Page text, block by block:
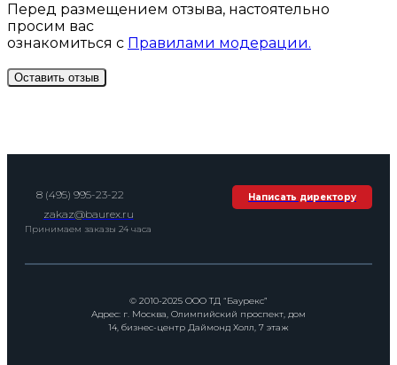
Перед размещением отзыва, настоятельно
просим вас
ознакомиться с Правилами модерации.
8 (495) 995-23-22
zakaz@baurex.ru
Принимаем заказы 24 часа
Написать директору
© 2010-2025 ООО ТД “Баурекс”
Адрес: г. Москва, Олимпийский проспект, дом
14, бизнес-центр Даймонд Холл, 7 этаж